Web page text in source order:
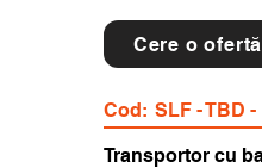
Cere o ofertă
Cod: SLF - TBD
Transportor cu